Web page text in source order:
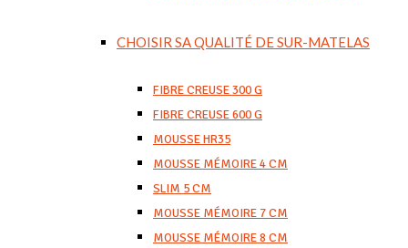
CHOISIR SA QUALITÉ DE SUR-MATELAS
FIBRE CREUSE 300 G
FIBRE CREUSE 600 G
MOUSSE HR35
MOUSSE MÉMOIRE 4 CM
SLIM 5 CM
MOUSSE MÉMOIRE 7 CM
MOUSSE MÉMOIRE 8 CM